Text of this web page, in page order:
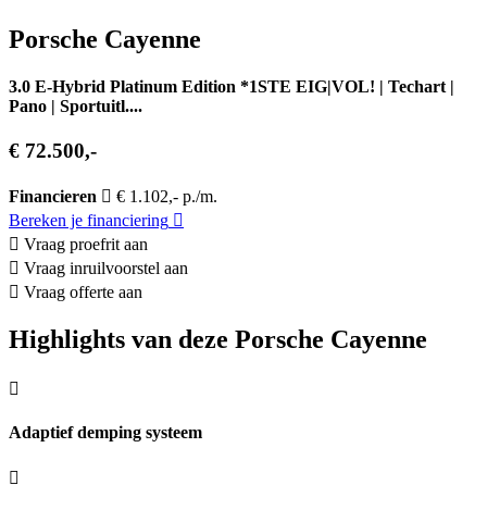
Porsche Cayenne
3.0 E-Hybrid Platinum Edition *1STE EIG|VOL! | Techart |
Pano | Sportuitl....
€ 72.500,-
Financieren
€ 1.102,- p./m.
Bereken je financiering
Vraag proefrit aan
Vraag inruilvoorstel aan
Vraag offerte aan
Highlights van deze Porsche Cayenne
Adaptief demping systeem